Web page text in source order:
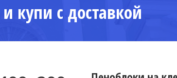
купи с доставкой